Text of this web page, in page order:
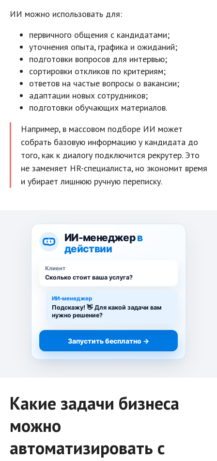
ИИ можно использовать для:
первичного общения с кандидатами;
уточнения опыта, графика и ожиданий;
подготовки вопросов для интервью;
сортировки откликов по критериям;
ответов на частые вопросы о вакансии;
адаптации новых сотрудников;
подготовки обучающих материалов.
Например, в массовом подборе ИИ может
собрать базовую информацию у кандидата до
того, как к диалогу подключится рекрутер. Это
не заменяет HR-специалиста, но экономит время
и убирает лишнюю ручную переписку.
ИИ-менеджерв
действии
Клиент
Сколько стоит ваша услуга?
ИИ-менеджер
Подскажу! 👋 Для какой задачи вам
нужно решение?
Запустить бесплатно →
Какие задачи бизнеса
можно
автоматизировать с